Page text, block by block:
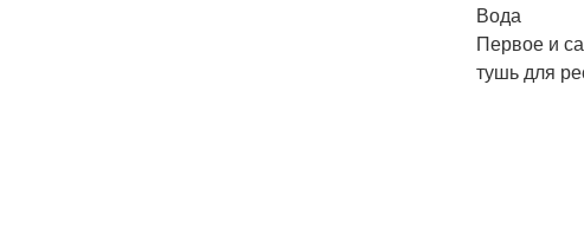
Вода
Первое и
тушь для